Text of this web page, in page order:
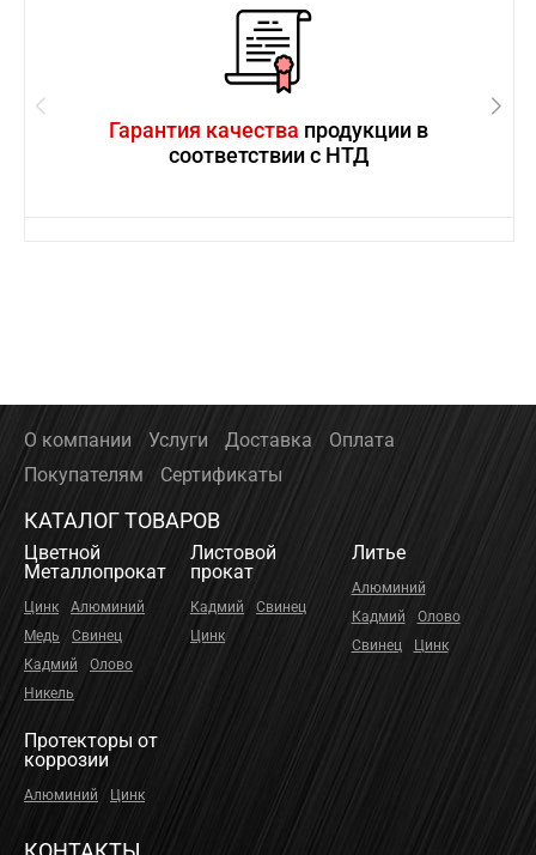
Гарантия качества продукции в
соответствии с НТД
О компании Услуги Доставка
Оплата
Покупателям
Сертификаты
КАТАЛОГ ТОВАРОВ
Цветной
Металлопрокат
Цинк
Алюминий
Медь
Свинец
Кадмий
Олово
Никель
Листовой
прокат
Кадмий
Свинец
Цинк
Литье
Алюминий
Кадмий
Олово
Свинец
Цинк
Протекторы от
коррозии
Алюминий Цинк